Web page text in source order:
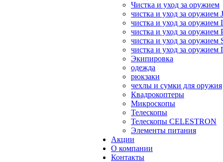
Чистка и уход за оружием
чистка и уход за оружием
чистка и уход за оружием
чистка и уход за оружием
чистка и уход за оружием
чистка и уход за
Экипировка
одежда
рюкзаки
чехлы и сумки для оружия
Квадрокоптеры
Микроскопы
Телескопы
Телескопы CELESTRON
Элементы питания
Акции
О компании
Контакты